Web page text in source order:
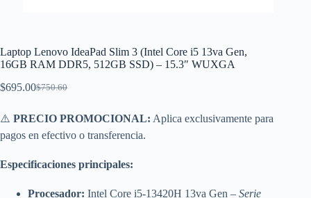
Laptop Lenovo IdeaPad Slim 3 (Intel Core i5 13va Gen,
16GB RAM DDR5, 512GB SSD) – 15.3″ WUXGA
$750.60
El
original
era:
$750.60.
$695.00El
actual
$695.00.
⚠️ PRECIO PROMOCIONAL: Aplica exclusivamente para
pagos en efectivo o transferencia.
Especificaciones principales:
Procesador: Intel Core i5-13420H 13va Gen – Serie